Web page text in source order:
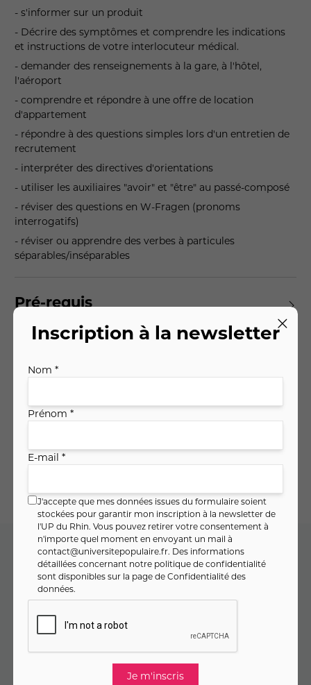
- s'informer sur un produit
- Décrire des symptômes et comprendre les indications
et instructions de votre interlocuteur médical.
- demander des renseignements à la gare, à l'hôtel,
l'aéroport
- comprendre et répondre à une offre de location
d'appartement
- répondre à des questions simples lors d'un entretien de
recrutement
- interpréter des directives d'orientations
- utiliser les auxiliaires "avoir" et "être" au passé-composé
- réviser des questions en W-Fragen (pronoms
interrogatifs)
- réviser ou apprendre des verbes à particules
séparables/inséparables
Pré-requis
Matériel
Planning des séances
Code cours : 10MA106
Plus que 4 places disponibles
Je réserve ma séance d'essai
Inscrivez-vous en toute sérénité : en cas d’annulation du
cours, vous êtes remboursé·e à 100 % (
Inscription à la newsletter
Nom *
Prénom *
E-mail *
J'accepte que mes données issues du formulaire soient
stockées pour garantir mon inscription à la newsletter de
l'UP du Rhin. Vous pouvez retirer votre consentement à
n'importe quel moment en envoyant un mail à
contact@universitepopulaire.fr. Des informations
détaillées concernant notre politique de confidentialité
sont disponibles sur la page deConfidentialité des
données.